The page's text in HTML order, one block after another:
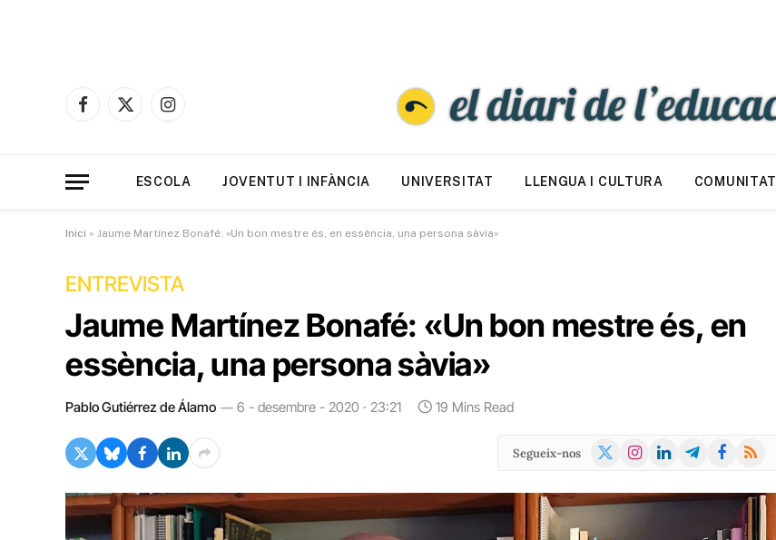
Facebook
X
Instagram
ESCOLA JOVENTUT I INFÀNCIA UNIVERSITAT LLENGUA I CULTURA COMUNITAT
Inici » Jaume Martínez Bonafé: «Un bon mestre és, en essència, una persona sàvia»
ENTREVISTA
Jaume Martínez Bonafé: «Un bon mestre és, en
essència, una persona sàvia»
Pablo Gutiérrez de Álamo 6 - desembre - 2020 · 23:21 19 Mins Read
Segueix-nos
X
Instagram
LinkedInTelegramFacebook
RSS